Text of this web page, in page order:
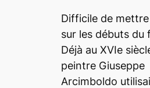
Difficile de
sur les débuts du
Déjà au XVIe
peintre Giuseppe
Arcimboldo